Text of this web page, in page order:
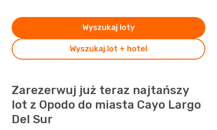
Wyszukaj lot + hotel
Wyszukaj loty
Zarezerwuj już teraz najtańszy
lot z Opodo do miasta Cayo Largo
Del Sur